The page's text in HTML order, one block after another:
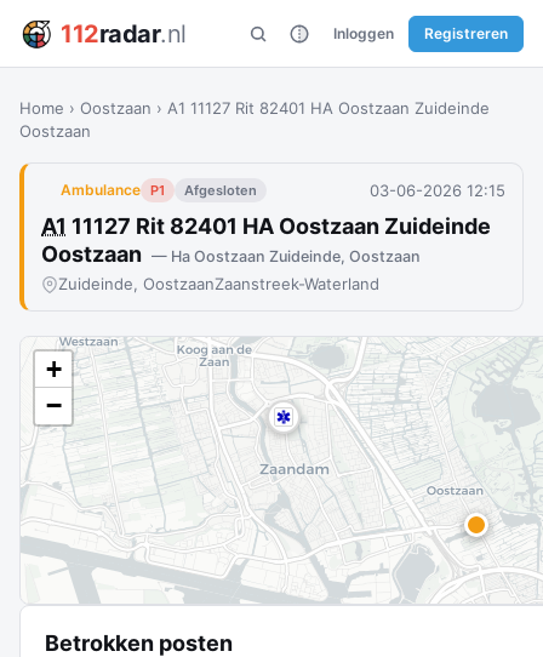
112radar.nl Inloggen Registreren
Home › Oostzaan › A1 11127 Rit 82401 HA Oostzaan Zuideinde
Oostzaan
Ambulance P1 Afgesloten 03-06-2026 12:15
A1 11127 Rit 82401 HA Oostzaan Zuideinde
Oostzaan — Ha Oostzaan Zuideinde, Oostzaan
Zuideinde, OostzaanZaanstreek-Waterland
+
−
Betrokken posten